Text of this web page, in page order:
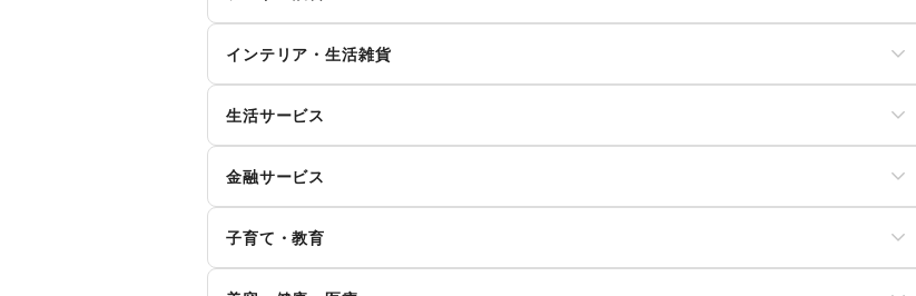
インナー・ルームウェア スポーツ
シーズナルウェア ジュエリー・アクセサリー
メガネ・アイウェア
腕時計
その他ファッション
その他飲料
インテリア・生活雑貨
手芸・ハンドメイド
食器・陶磁器
生活サービス
携帯キャリア・格安SIM
ウォーターサーバー
リサイクル雑貨・古本
金融サービス
子育て・教育